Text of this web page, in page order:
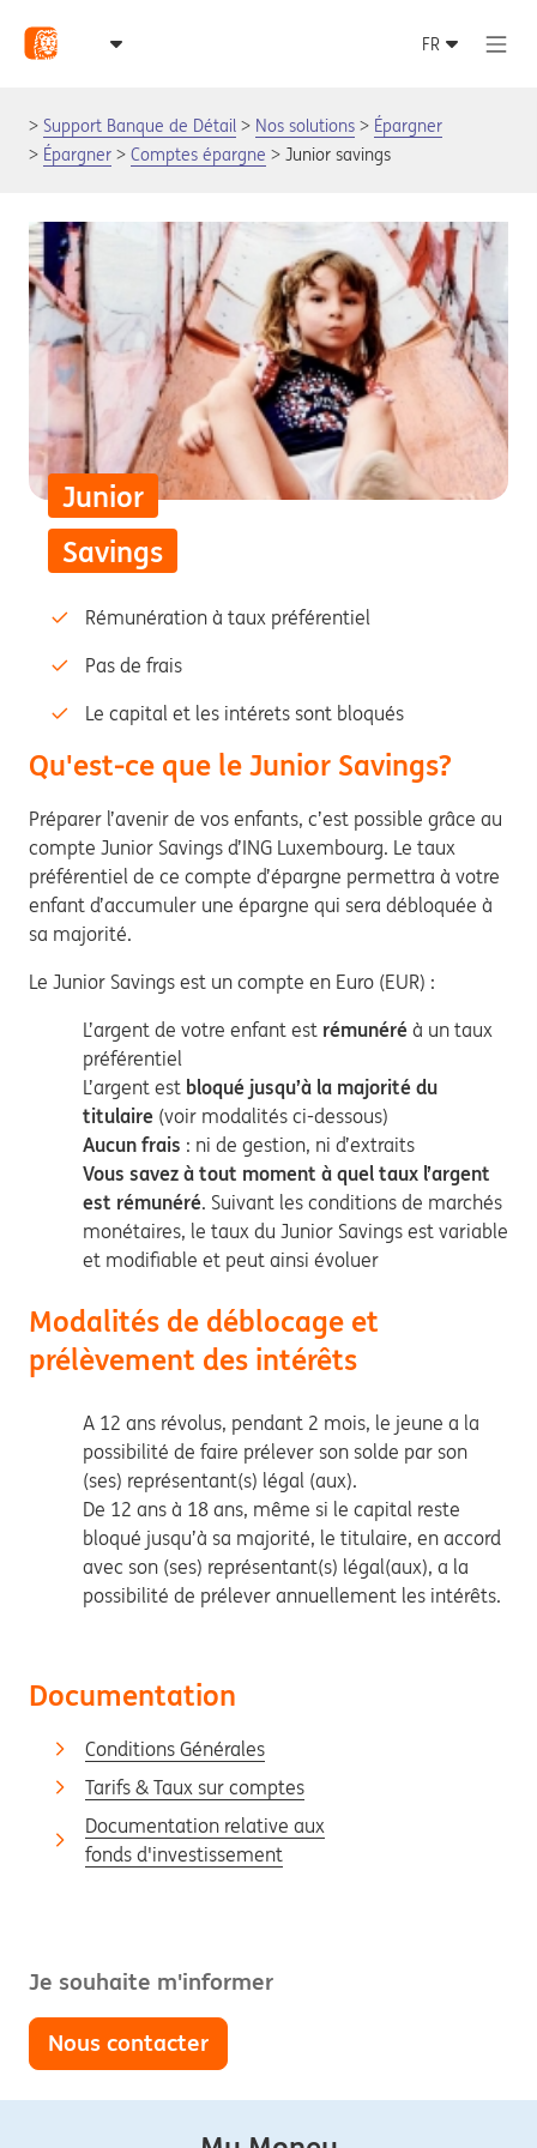
Support Banque de Détail Nos solutions
Épargner
Épargner
Comptes épargne Junior savings
Junior
Savings
Rémunération à taux préférentiel
Pas de frais
Le capital et les intérets sont bloqués
Qu'est-ce que le Junior Savings?
Préparer l’avenir de vos enfants, c’est possible grâce au
compte Junior Savings d’ING Luxembourg. Le taux
préférentiel de ce compte d’épargne permettra à votre
enfant d’accumuler une épargne qui sera débloquée à
sa majorité.
Le Junior Savings est un compte en Euro (EUR) :
L’argent de votre enfant est rémunéré à un taux
préférentiel
L’argent est bloqué jusqu’à la majorité du
titulaire (voir modalités ci-dessous)
Aucun frais : ni de gestion, ni d’extraits
Vous savez à tout moment à quel taux l’argent
est rémunéré. Suivant les conditions de marchés
monétaires, le taux du Junior Savings est variable
et modifiable et peut ainsi évoluer
Modalités de déblocage et
prélèvement des intérêts
A 12 ans révolus, pendant 2 mois, le jeune a la
possibilité de faire prélever son solde par son
(ses) représentant(s) légal (aux).
De 12 ans à 18 ans, même si le capital reste
bloqué jusqu’à sa majorité, le titulaire, en accord
avec son (ses) représentant(s) légal(aux), a la
possibilité de prélever annuellement les intérêts.
Documentation
Conditions Générales
Tarifs & Taux sur comptes
Documentation relative aux
fonds d'investissement
Je souhaite m'informer
Nous contacter